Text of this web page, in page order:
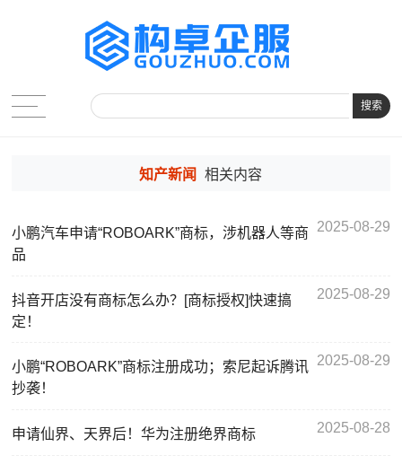
搜索
知产新闻 相关内容
小鹏汽车申请“ROBOARK”商标，涉机器人等商
品
2025-08-29
抖音开店没有商标怎么办？[商标授权]快速搞
定！
2025-08-29
小鹏“ROBOARK”商标注册成功；索尼起诉腾讯
抄袭！
2025-08-29
申请仙界、天界后！华为注册绝界商标 2025-08-28